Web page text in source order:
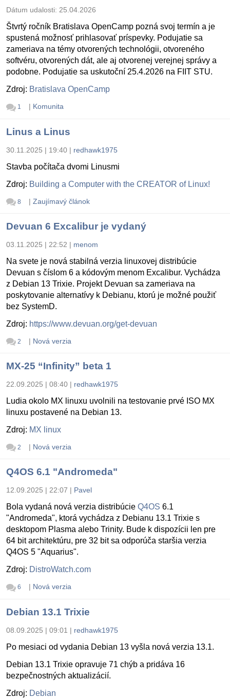
Dátum udalosti: 25.04.2026
Štvrtý ročník Bratislava OpenCamp pozná svoj termín a je
spustená možnosť prihlasovať príspevky. Podujatie sa
zameriava na témy otvorených technológii, otvoreného
softvéru, otvorených dát, ale aj otvorenej verejnej správy a
podobne. Podujatie sa uskutoční 25.4.2026 na FIIT STU.
Zdroj: Bratislava OpenCamp
1 | Komunita
Linus a Linus
30.11.2025 | 19:40 | redhawk1975
Stavba počítača dvomi Linusmi
Zdroj: Building a Computer with the CREATOR of Linux!
8 | Zaujímavý článok
Devuan 6 Excalibur je vydaný
03.11.2025 | 22:52 | menom
Na svete je nová stabilná verzia linuxovej distribúcie
Devuan s číslom 6 a kódovým menom Excalibur. Vychádza
z Debian 13 Trixie. Projekt Devuan sa zameriava na
poskytovanie alternatívy k Debianu, ktorú je možné použiť
bez SystemD.
Zdroj: https://www.devuan.org/get-devuan
2 | Nová verzia
MX-25 “Infinity” beta 1
22.09.2025 | 08:40 | redhawk1975
Ludia okolo MX linuxu uvolnili na testovanie prvé ISO MX
linuxu postavené na Debian 13.
Zdroj: MX linux
2 | Nová verzia
Q4OS 6.1 "Andromeda"
12.09.2025 | 22:07 | Pavel
Bola vydaná nová verzia distribúcie Q4OS 6.1
"Andromeda", ktorá vychádza z Debianu 13.1 Trixie s
desktopom Plasma alebo Trinity. Bude k dispozícii len pre
64 bit architektúru, pre 32 bit sa odporúča staršia verzia
Q4OS 5 "Aquarius".
Zdroj: DistroWatch.com
6 | Nová verzia
Debian 13.1 Trixie
08.09.2025 | 09:01 | redhawk1975
Po mesiaci od vydania Debian 13 vyšla nová verzia 13.1.
Debian 13.1 Trixie opravuje 71 chýb a pridáva 16
bezpečnostných aktualizácií.
Zdroj: Debian